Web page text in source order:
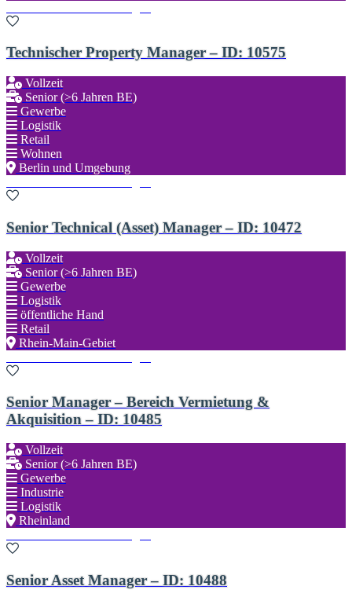
Technischer Property Manager – ID: 10575
Vollzeit
Senior (>6 Jahren BE)
Gewerbe
Logistik
Retail
Wohnen
Berlin und Umgebung
Senior Technical (Asset) Manager – ID: 10472
Vollzeit
Senior (>6 Jahren BE)
Gewerbe
Logistik
öffentliche Hand
Retail
Rhein-Main-Gebiet
Senior Manager – Bereich Vermietung &
Akquisition – ID: 10485
Vollzeit
Senior (>6 Jahren BE)
Gewerbe
Industrie
Logistik
Rheinland
Senior Asset Manager – ID: 10488